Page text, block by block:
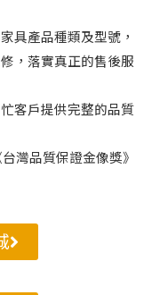
具產品種類及型號，
，落實真正的售後服
客戶提供完整的品質
灣品質保證金像獎》